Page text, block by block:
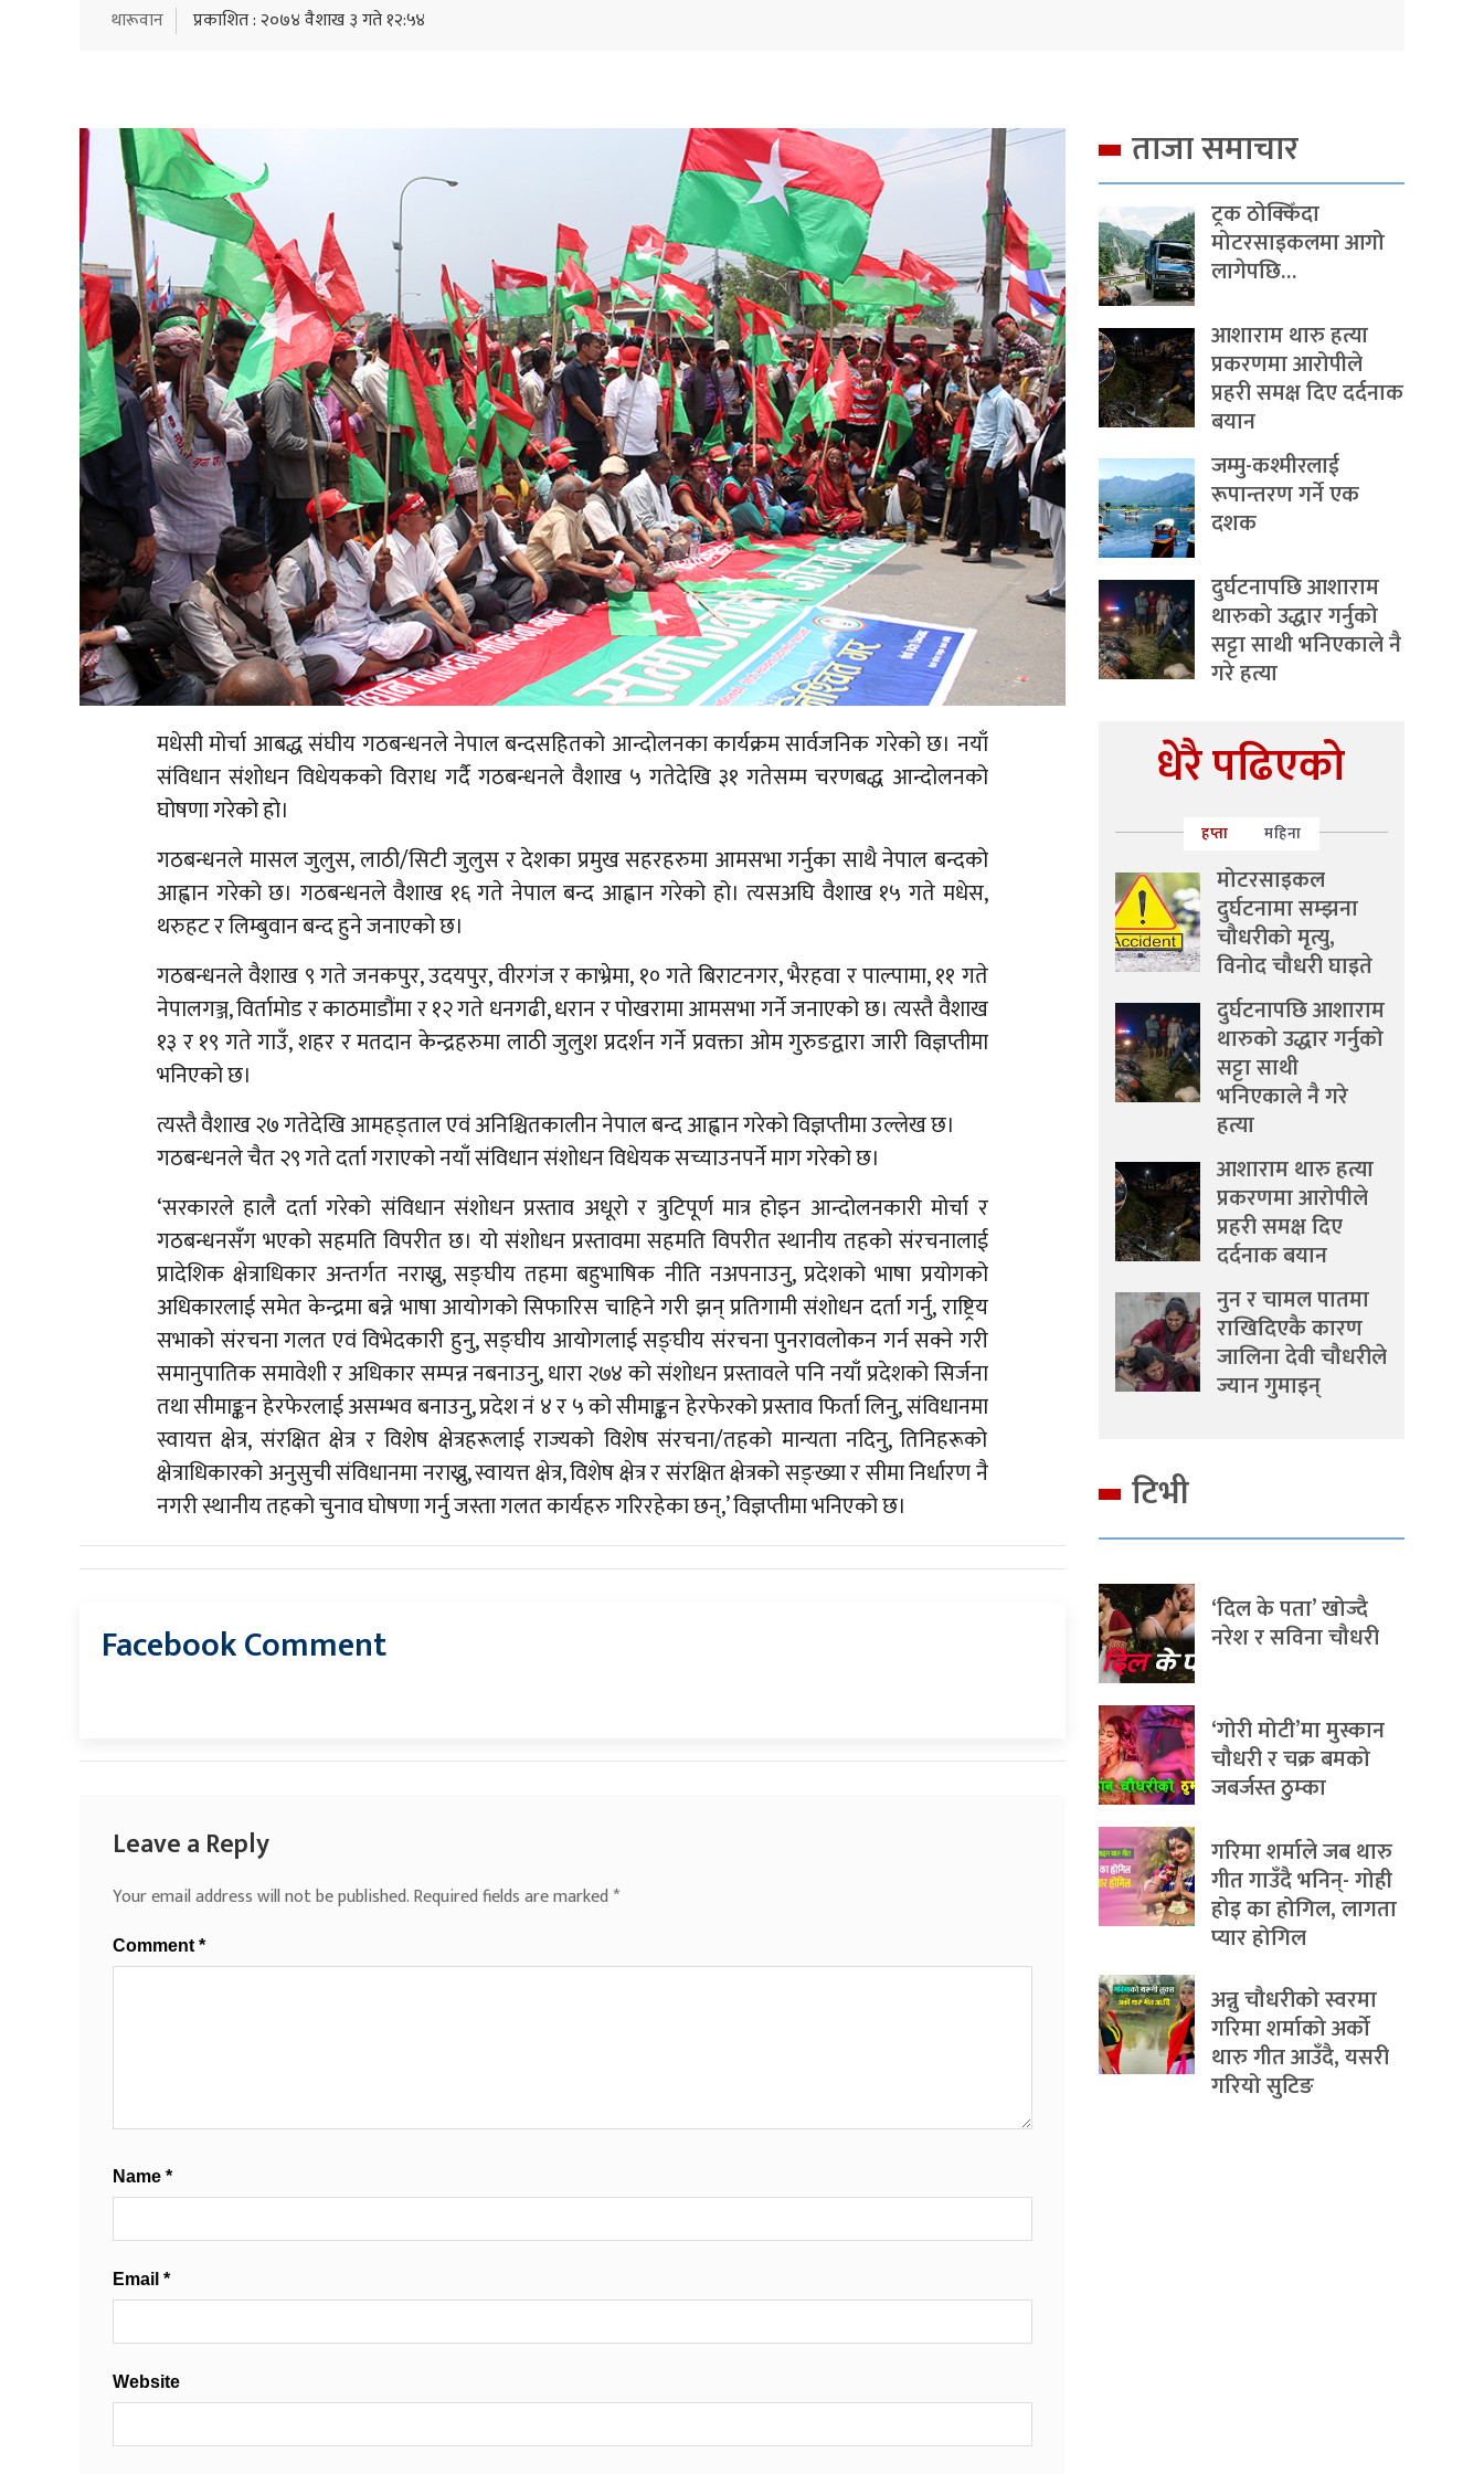
थारूवान प्रकाशित : २०७४ वैशाख ३ गते १२:५४
मधेसी मोर्चा आबद्ध संघीय गठबन्धनले नेपाल बन्दसहितको आन्दोलनका कार्यक्रम सार्वजनिक गरेको छ। नयाँ
संविधान संशोधन विधेयकको विराध गर्दै गठबन्धनले वैशाख ५ गतेदेखि ३१ गतेसम्म चरणबद्ध आन्दोलनको
घोषणा गरेको हो।
गठबन्धनले मासल जुलुस, लाठी/सिटी जुलुस र देशका प्रमुख सहरहरुमा आमसभा गर्नुका साथै नेपाल बन्दको
आह्वान गरेको छ। गठबन्धनले वैशाख १६ गते नेपाल बन्द आह्वान गरेको हो। त्यसअघि वैशाख १५ गते मधेस,
थरुहट र लिम्बुवान बन्द हुने जनाएको छ।
गठबन्धनले वैशाख ९ गते जनकपुर, उदयपुर, वीरगंज र काभ्रेमा, १० गते बिराटनगर, भैरहवा र पाल्पामा, ११ गते
नेपालगञ्ज, विर्तामोड र काठमाडौंमा र १२ गते धनगढी, धरान र पोखरामा आमसभा गर्ने जनाएको छ। त्यस्तै वैशाख
१३ र १९ गते गाउँ, शहर र मतदान केन्द्रहरुमा लाठी जुलुश प्रदर्शन गर्ने प्रवक्ता ओम गुरुङद्वारा जारी विज्ञप्तीमा
भनिएको छ।
त्यस्तै वैशाख २७ गतेदेखि आमहड्ताल एवं अनिश्चितकालीन नेपाल बन्द आह्वान गरेको विज्ञप्तीमा उल्लेख छ।
गठबन्धनले चैत २९ गते दर्ता गराएको नयाँ संविधान संशोधन विधेयक सच्याउनपर्ने माग गरेको छ।
‘सरकारले हालै दर्ता गरेको संविधान संशोधन प्रस्ताव अधूरो र त्रुटिपूर्ण मात्र होइन आन्दोलनकारी मोर्चा र
गठबन्धनसँग भएको सहमति विपरीत छ। यो संशोधन प्रस्तावमा सहमति विपरीत स्थानीय तहको संरचनालाई
प्रादेशिक क्षेत्राधिकार अन्तर्गत नराख्नु, सङ्घीय तहमा बहुभाषिक नीति नअपनाउनु, प्रदेशको भाषा प्रयोगको
अधिकारलाई समेत केन्द्रमा बन्ने भाषा आयोगको सिफारिस चाहिने गरी झन् प्रतिगामी संशोधन दर्ता गर्नु, राष्ट्रिय
सभाको संरचना गलत एवं विभेदकारी हुनु, सङ्घीय आयोगलाई सङ्घीय संरचना पुनरावलोकन गर्न सक्ने गरी
समानुपातिक समावेशी र अधिकार सम्पन्न नबनाउनु, धारा २७४ को संशोधन प्रस्तावले पनि नयाँ प्रदेशको सिर्जना
तथा सीमाङ्कन हेरफेरलाई असम्भव बनाउनु, प्रदेश नं ४ र ५ को सीमाङ्कन हेरफेरको प्रस्ताव फिर्ता लिनु, संविधानमा
स्वायत्त क्षेत्र, संरक्षित क्षेत्र र विशेष क्षेत्रहरूलाई राज्यको विशेष संरचना/तहको मान्यता नदिनु, तिनिहरूको
क्षेत्राधिकारको अनुसुची संविधानमा नराख्नु, स्वायत्त क्षेत्र, विशेष क्षेत्र र संरक्षित क्षेत्रको सङ्ख्या र सीमा निर्धारण नै
नगरी स्थानीय तहको चुनाव घोषणा गर्नु जस्ता गलत कार्यहरु गरिरहेका छन्,’ विज्ञप्तीमा भनिएको छ।
Facebook Comment
Leave a Reply
Your email address will not be published.Required fields are marked*
Comment*
Name *
Email *
Website
ताजा समाचार
ट्रक ठोक्किँदा
मोटरसाइकलमा आगो
लागेपछि…
आशाराम थारु हत्या
प्रकरणमा आरोपीले
प्रहरी समक्ष दिए दर्दनाक
बयान
जम्मु-कश्मीरलाई
रूपान्तरण गर्ने एक
दशक
दुर्घटनापछि आशाराम
थारुको उद्धार गर्नुको
सट्टा साथी भनिएकाले नै
गरे हत्या
धेरै पढिएको
हप्ता महिना
मोटरसाइकल
दुर्घटनामा सम्झना
चौधरीको मृत्यु,
विनोद चौधरी घाइते
दुर्घटनापछि आशाराम
थारुको उद्धार गर्नुको
सट्टा साथी
भनिएकाले नै गरे
हत्या
आशाराम थारु हत्या
प्रकरणमा आरोपीले
प्रहरी समक्ष दिए
दर्दनाक बयान
नुन र चामल पातमा
राखिदिएकै कारण
जालिना देवी चौधरीले
ज्यान गुमाइन्
टिभी
‘दिल के पता’ खोज्दै
नरेश र सविना चौधरी
‘गोरी मोटी’मा मुस्कान
चौधरी र चक्र बमको
जबर्जस्त ठुम्का
गरिमा शर्माले जब थारु
गीत गाउँदै भनिन्- गोही
होइ का होगिल, लागता
प्यार होगिल
अन्नु चौधरीको स्वरमा
गरिमा शर्माको अर्को
थारु गीत आउँदै, यसरी
गरियो सुटिङ